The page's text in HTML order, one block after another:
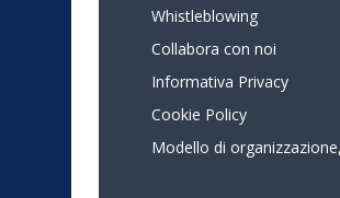
Whistleblowing
Collabora con noi
Informativa Privacy
Cookie Policy
Modello di